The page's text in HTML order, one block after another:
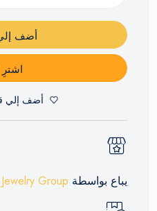
أضف
اشترِ
أضف إلي
يباع بواسطة Group